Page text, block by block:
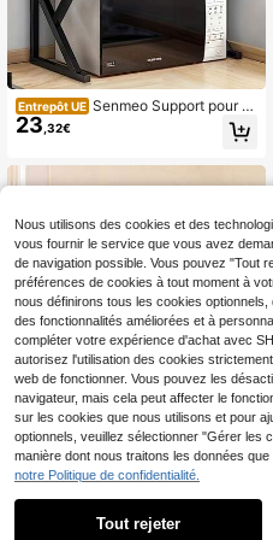
Entrepôt UE Senmeo Support pour fo
ur à micro-ondes
23 ,32€
1 pièce Sac de rangement en maille
Nous utilisons des cookies et des
vous fournir le service que vous avez
de navigation possible. Vous pouvez "Tout
préférences de cookies à tout moment à
nous définirons tous les cookies
des fonctionnalités améliorées et à
compléter votre expérience d'achat avec
autorisez l'utilisation des cookies
web de fonctionner. Vous pouvez les
navigateur, mais cela peut affecter le
sur les cookies que nous utilisons et pour
optionnels, veuillez sélectionner "Gérer les
manière dont nous traitons les données que
notre Politique de confidentialité.
Tout rejeter